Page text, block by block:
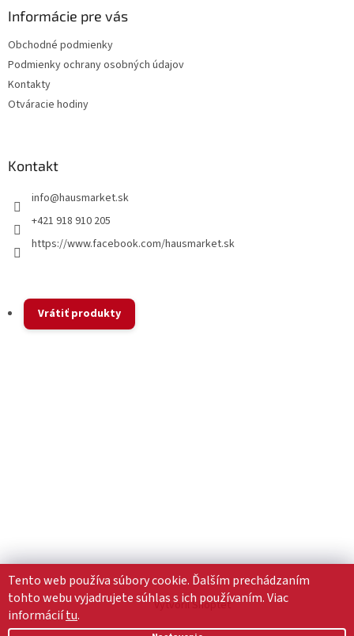
Tento web používa súbory cookie. Ďalším prechádzaním
tohto webu vyjadrujete súhlas s ich používaním. Viac
informáciítu.
p
Informácie pre vás
Obchodné podmienky
Podmienky ochrany osobných údajov
Kontakty
Otváracie hodiny
Kontakt
info@hausmarket.sk
+421 918 910 205
https://www.facebook.com/hausmarket.sk
Vrátiť produkty
Vytvoril Shoptet